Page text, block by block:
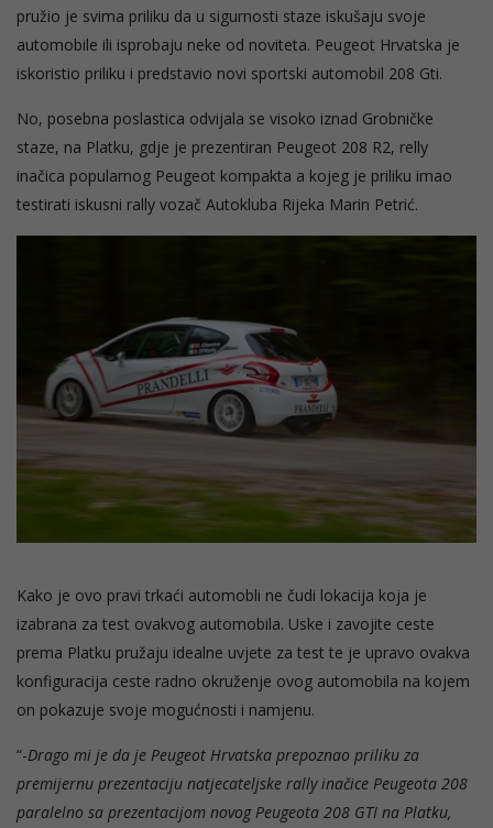
pružio je svima priliku da u sigurnosti staze iskušaju svoje
automobile ili isprobaju neke od noviteta. Peugeot Hrvatska je
iskoristio priliku i predstavio novi sportski automobil 208 Gti.
No, posebna poslastica odvijala se visoko iznad Grobničke
staze, na Platku, gdje je prezentiran Peugeot 208 R2, relly
inačica popularnog Peugeot kompakta a kojeg je priliku imao
testirati iskusni rally vozač Autokluba Rijeka Marin Petrić.
Kako je ovo pravi trkaći automobli ne čudi lokacija koja je
izabrana za test ovakvog automobila. Uske i zavojite ceste
prema Platku pružaju idealne uvjete za test te je upravo ovakva
konfiguracija ceste radno okruženje ovog automobila na kojem
on pokazuje svoje mogućnosti i namjenu.
“-Drago mi je da je Peugeot Hrvatska prepoznao priliku za
premijernu prezentaciju natjecateljske rally inačice Peugeota 208
paralelno sa prezentacijom novog Peugeota 208 GTI na Platku,